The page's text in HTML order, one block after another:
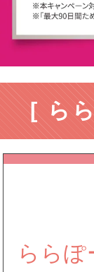
[ ら
ららぽ